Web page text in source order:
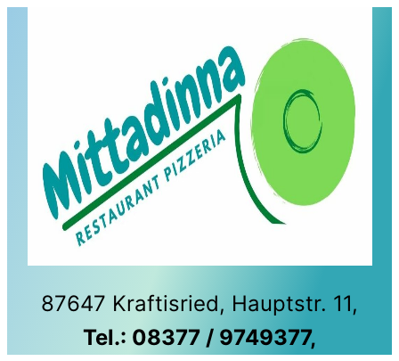
87647 Kraftisried, Hauptstr. 11,
Tel.: 08377 / 9749377,